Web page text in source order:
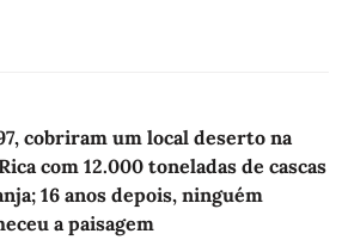
cobriram um local deserto na
com 12.000 toneladas de cascas
16 anos depois, ninguém
a paisagem